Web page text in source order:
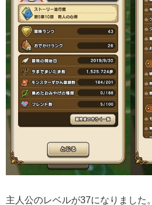
主人公のレベルが37になりました。